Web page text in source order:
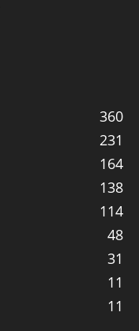
360
231
164
138
114
48
31
11
11